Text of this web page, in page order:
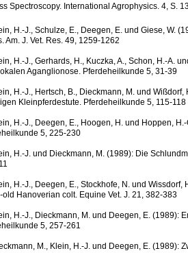
Spectroscopy. International Agrophysics. 4, S.
H.-J., Schulze, E., Deegen, E. und Giese, W.
Am. J. Vet. Res. 49, 1259-1262
H.-J., Gerhards, H., Kuczka, A., Schon, H.-A.
Aganglionose. Pferdeheilkunde 5, 31-39
H.-J., Hertsch, B., Dieckmann, M. und
Kleinpferdestute. Pferdeheilkunde 5, 115-118
H.-J., Deegen, E., Hoogen, H. und Hoppen,
5, 225-230
H.-J. und Dieckmann, M. (1989): Die
H.-J., Deegen, E., Stockhofe, N. und
old Hanoverian colt. Equine Vet. J. 21, 382-383
H.-J., Dieckmann, M. und Deegen, E. (1989):
5, 257-261
M., Klein, H.-J. und Deegen, E. (1989):